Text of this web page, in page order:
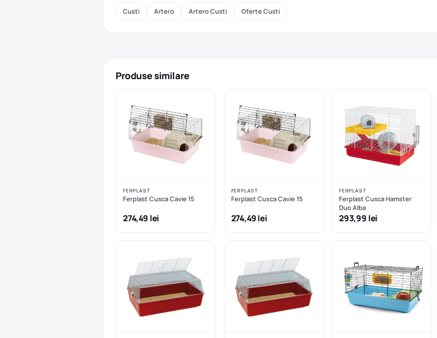
Custi Artero Artero Custi Oferte Custi
Produse similare
FERPLAST
Ferplast Cusca Cavie 15
274,49 lei
FERPLAST
Ferplast Cusca Cavie 15
274,49 lei
FERPLAST
Ferplast Cusca Hamster
Duo Alba
293,99 lei